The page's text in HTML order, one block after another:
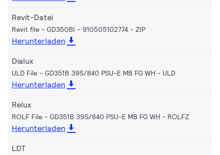
Revit-Datei
Revit file - GD350BI - 910505102774 ZIP
Herunterladen
Dialux
ULD File - GD351B 39S/840 PSU-E MB FG WH ULD
Herunterladen
Relux
ROLF File - GD351B 39S/840 PSU-E MB FG WH ROLFZ
Herunterladen
LDT